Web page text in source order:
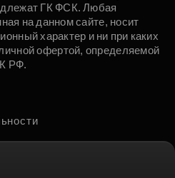
ГК ФСК. Любая
на данном сайте, носит
характер и ни при каких
офертой, определяемой
РФ.